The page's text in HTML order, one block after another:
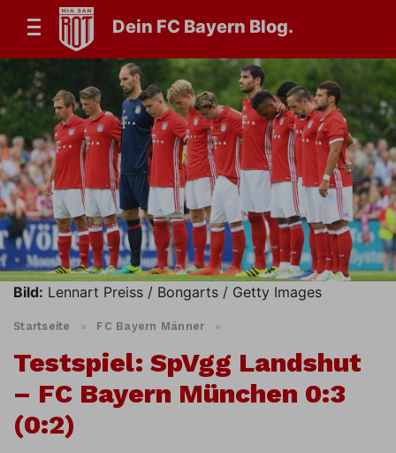
Dein FC Bayern Blog.
Bild: Lennart Preiss / Bongarts / Getty Images
Startseite » FC Bayern Männer »
Testspiel: SpVgg Landshut
– FC Bayern München 0:3
(0:2)